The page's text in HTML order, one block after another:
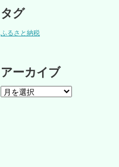
タグ
ふるさと納税
アーカイブ